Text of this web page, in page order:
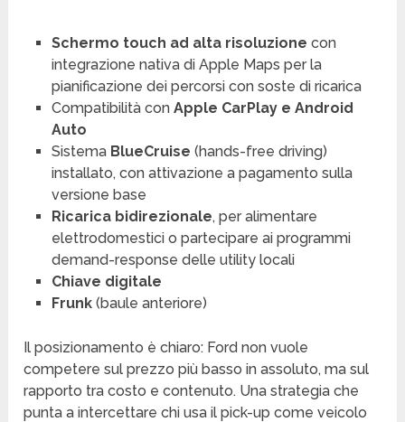
Schermo touch ad alta risoluzione con
integrazione nativa di Apple Maps per la
pianificazione dei percorsi con soste di ricarica
Compatibilità con Apple CarPlay e Android
Auto
Sistema BlueCruise (hands-free driving)
installato, con attivazione a pagamento sulla
versione base
Ricarica bidirezionale, per alimentare
elettrodomestici o partecipare ai programmi
demand-response delle utility locali
Chiave digitale
Frunk(baule anteriore)
Il posizionamento è chiaro: Ford non vuole
competere sul prezzo più basso in assoluto, ma sul
rapporto tra costo e contenuto. Una strategia che
punta a intercettare chi usa il pick-up come veicolo